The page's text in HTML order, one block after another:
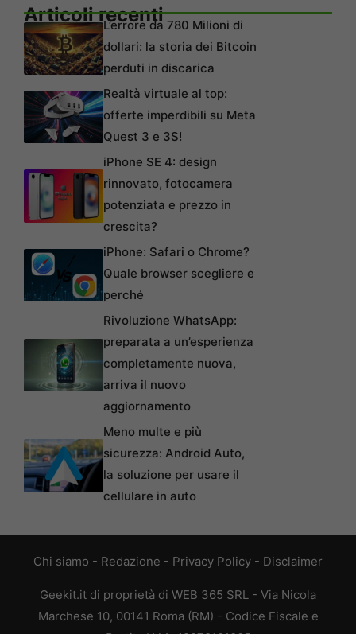
Articoli recentiL’errore da 780 Milioni di
dollari: la storia dei Bitcoin
perduti in discarica
Realtà virtuale al top:
offerte imperdibili su Meta
Quest 3 e 3S!
iPhone SE 4: design
rinnovato, fotocamera
potenziata e prezzo in
crescita?
iPhone: Safari o Chrome?
Quale browser scegliere e
perché
Rivoluzione WhatsApp:
preparata a un’esperienza
completamente nuova,
arriva il nuovo
aggiornamento
Meno multe e più
sicurezza: Android Auto,
la soluzione per usare il
cellulare in auto
Chi siamo - Redazione - Privacy Policy - Disclaimer
Geekit.it di proprietà di WEB 365 SRL - Via Nicola
Marchese 10, 00141 Roma (RM) - Codice Fiscale e